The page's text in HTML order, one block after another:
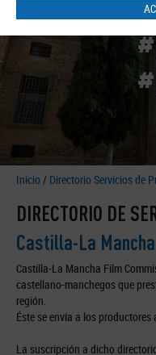
Inicio / Directorio Servicios de
DIRECTORIO DE
Castilla-La Mancha
Castilla-La Mancha Film
castellano-manchegos que
región.
Éste se envía a los
La suscripción a dicho